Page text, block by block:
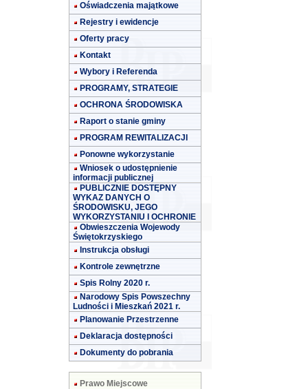
Oświadczenia majątkowe
Rejestry i ewidencje
Oferty pracy
Kontakt
Wybory i Referenda
PROGRAMY, STRATEGIE
OCHRONA ŚRODOWISKA
Raport o stanie gminy
PROGRAM REWITALIZACJI
Ponowne wykorzystanie
Wniosek o udostępnienie
informacji publicznej
PUBLICZNIE DOSTĘPNY
WYKAZ DANYCH O
ŚRODOWISKU, JEGO
WYKORZYSTANIU I OCHRONIE
Obwieszczenia Wojewody
Świętokrzyskiego
Instrukcja obsługi
Kontrole zewnętrzne
Spis Rolny 2020 r.
Narodowy Spis Powszechny
Ludności i Mieszkań 2021 r.
Planowanie Przestrzenne
Deklaracja dostępności
Dokumenty do pobrania
Prawo Miejscowe